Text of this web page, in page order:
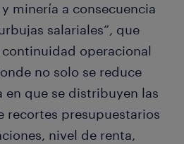
minería a consecuencia
salariales”, que
operacional
no solo se reduce
en que se distribuyen las
recortes presupuestarios
nivel de renta,